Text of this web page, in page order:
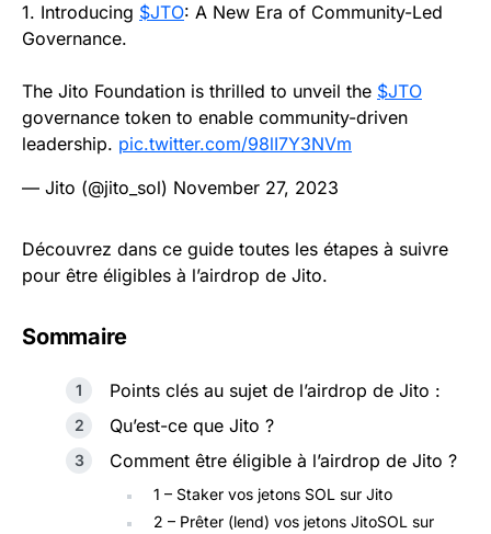
1. Introducing $JTO: A New Era of Community-Led
Governance.
The Jito Foundation is thrilled to unveil the $JTO
governance token to enable community-driven
leadership. pic.twitter.com/98lI7Y3NVm
— Jito (@jito_sol) November 27, 2023
Découvrez dans ce guide toutes les étapes à suivre
pour être éligibles à l’airdrop de Jito.
Sommaire
Points clés au sujet de l’airdrop de Jito :
Qu’est-ce que Jito ?
Comment être éligible à l’airdrop de Jito ?
1 – Staker vos jetons SOL sur Jito
2 – Prêter (lend) vos jetons JitoSOL sur